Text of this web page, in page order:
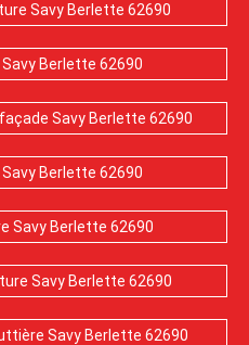
Savy Berlette 62690
Berlette 62690
Savy Berlette 62690
Berlette 62690
Savy Berlette 62690
Savy Berlette 62690
Savy Berlette 62690